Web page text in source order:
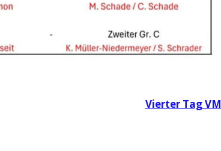
Vierter Tag VM